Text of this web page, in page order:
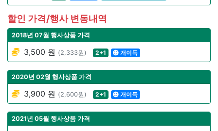
할인 가격/행사 변동내역
2018년 07월 행사상품 가격
3,500 원 (2,333원) 2+1 개이득
2020년 02월 행사상품 가격
3,900 원 (2,600원) 2+1 개이득
2021년 05월 행사상품 가격